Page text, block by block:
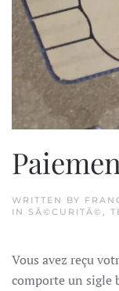
WRITTEN BY
IN SÃ©CURITÃ© ,
Vous avez reçu
comporte un sigle